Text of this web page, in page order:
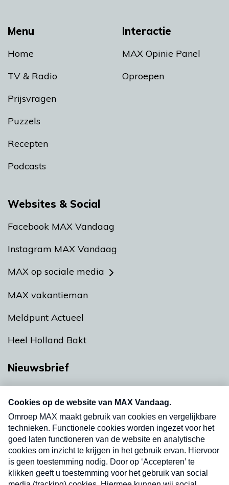
Menu
Home
TV & Radio
Prijsvragen
Puzzels
Recepten
Podcasts
Interactie
MAX Opinie Panel
Oproepen
Websites & Social
Facebook MAX Vandaag
Instagram MAX Vandaag
MAX op sociale media
MAX vakantieman
Meldpunt Actueel
Heel Holland Bakt
Nieuwsbrief
nieuwsbrief. Elke vrijdag- en dinsdagochtend in
uw mailbox.
Verzend